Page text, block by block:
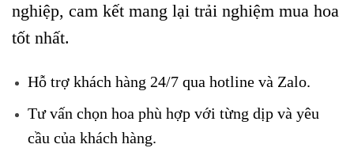
nghiệp, cam kết mang lại trải nghiệm mua hoa
tốt nhất.
Hỗ trợ khách hàng 24/7 qua hotline và Zalo.
Tư vấn chọn hoa phù hợp với từng dịp và yêu
cầu của khách hàng.